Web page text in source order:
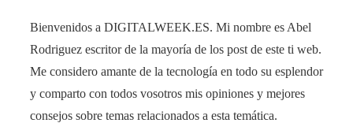
Bienvenidos a DIGITALWEEK.ES. Mi nombre es Abel
Rodriguez escritor de la mayoría de los post de este ti web.
Me considero amante de la tecnología en todo su esplendor
y comparto con todos vosotros mis opiniones y mejores
consejos sobre temas relacionados a esta temática.